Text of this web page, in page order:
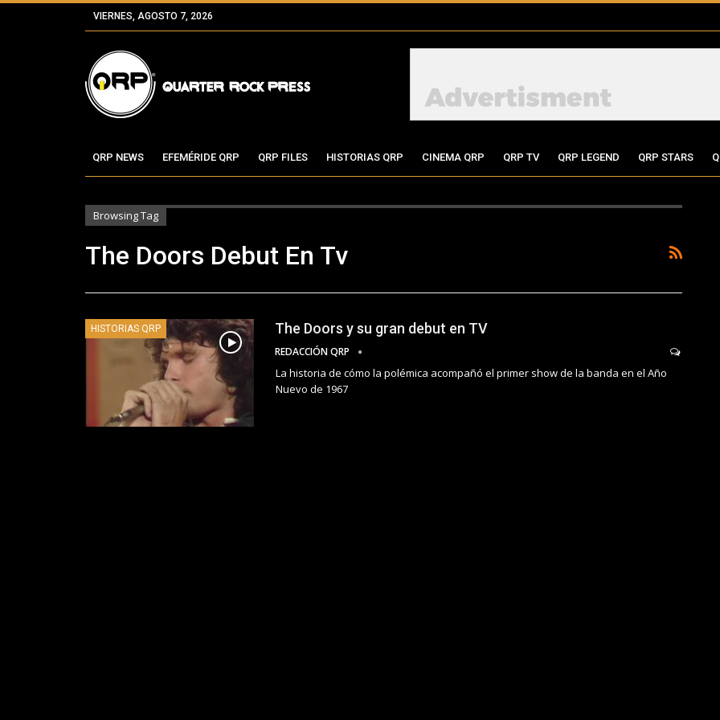
VIERNES, AGOSTO 7, 2026
QRP NEWS EFEMÉRIDE QRP QRP FILES HISTORIAS QRP CINEMA QRP QRP TV QRP LEGEND QRP STARS
Browsing Tag
The Doors Debut En Tv
HISTORIAS QRP The Doors y su gran debut en TV
REDACCIÓN QRP
La historia de cómo la polémica acompañó el primer show de la banda en el Año
Nuevo de 1967